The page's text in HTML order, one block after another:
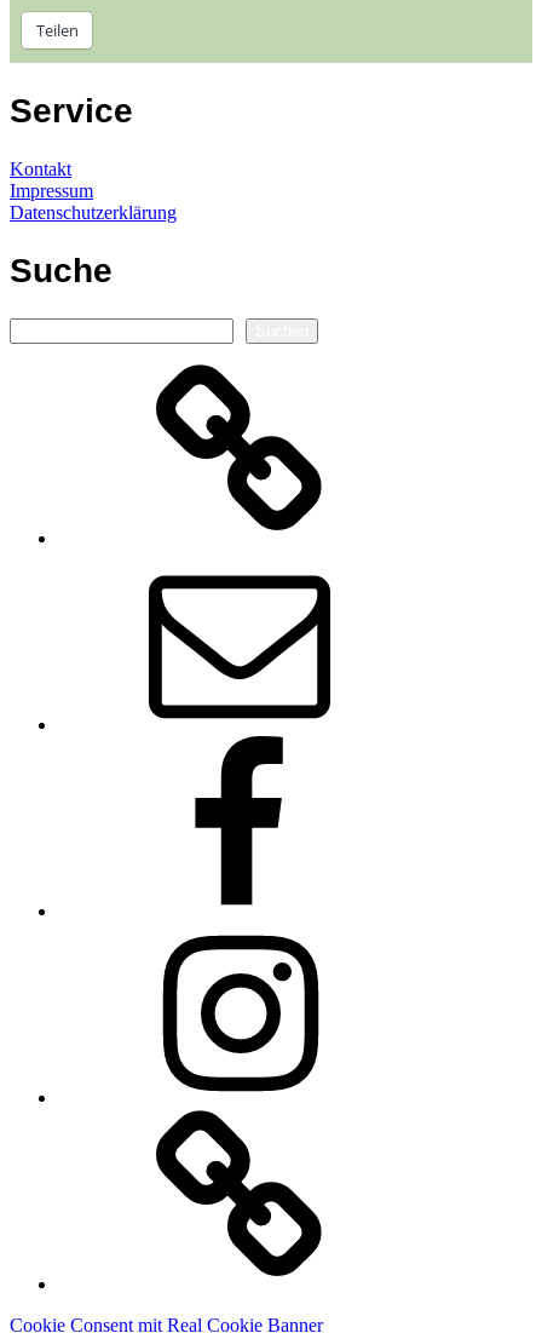
Teilen
Service
Kontakt
Impressum
Datenschutzerklärung
Suche
Cookie Consent mit Real Cookie Banner